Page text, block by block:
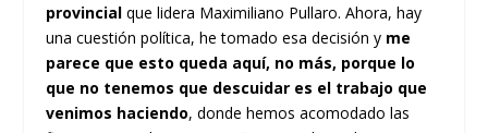
provincial que lidera Maximiliano Pullaro. Ahora, hay
una cuestión política, he tomado esa decisión y me
parece que esto queda aquí, no más, porque lo
que no tenemos que descuidar es el trabajo que
venimos haciendo, donde hemos acomodado las